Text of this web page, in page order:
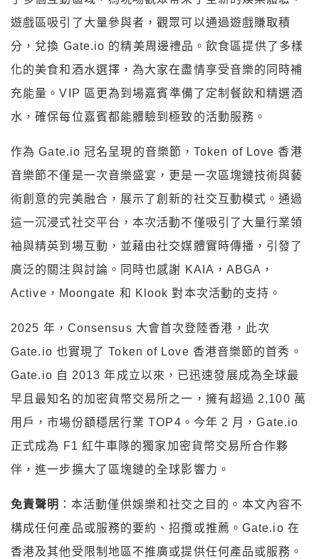
遊戲區吸引了大量參與者，觀眾可以通過遊戲賺取積
分，兌換 Gate.io 的精美周邊禮品。飲食區提供了多樣
化的美食和酒水選擇，為大家在盡情享受音樂的同時補
充能量。VIP 區更為到場嘉賓準備了定制餐飲和精選酒
水，確保每位嘉賓都能體驗到極致的活動服務。
作為 Gate.io 冠名呈現的音樂節，Token of Love 香港
音樂節不僅是一次音樂盛宴，更是一次區塊鏈技術與藝
術創意的完美融合，展示了創新的社交互動模式。通過
這一沉浸式社交平台，本次活動不僅吸引了大量行業領
袖與精英到場互動，並藉由社交媒體實時傳播，引發了
廣泛的關注與討論。同時也感謝 KAIA，ABGA，
Active，Moongate 和 Klook 對本次活動的支持。
2025 年，Consensus 大會首次登陸香港，此次
Gate.io 也實現了 Token of Love 香港音樂節的首秀。
Gate.io 自 2013 年成立以來，已迅速發展成為全球最
早且最知名的加密貨幣交易所之一，擁有超過 2,100 萬
用戶，市場份額穩居行業 TOP4。今年 2 月，Gate.io
正式成為 F1 紅牛車隊的獨家加密貨幣交易所合作夥
伴，進一步擴大了區塊鏈的全球影響力。
免責聲明 ：本活動僅供娛樂和社交之目的。本文內容不
構成任何產品或服務的要約、招攬或推薦。Gate.io 在
香港及其他受限制地區不推廣或提供任何產品或服務。